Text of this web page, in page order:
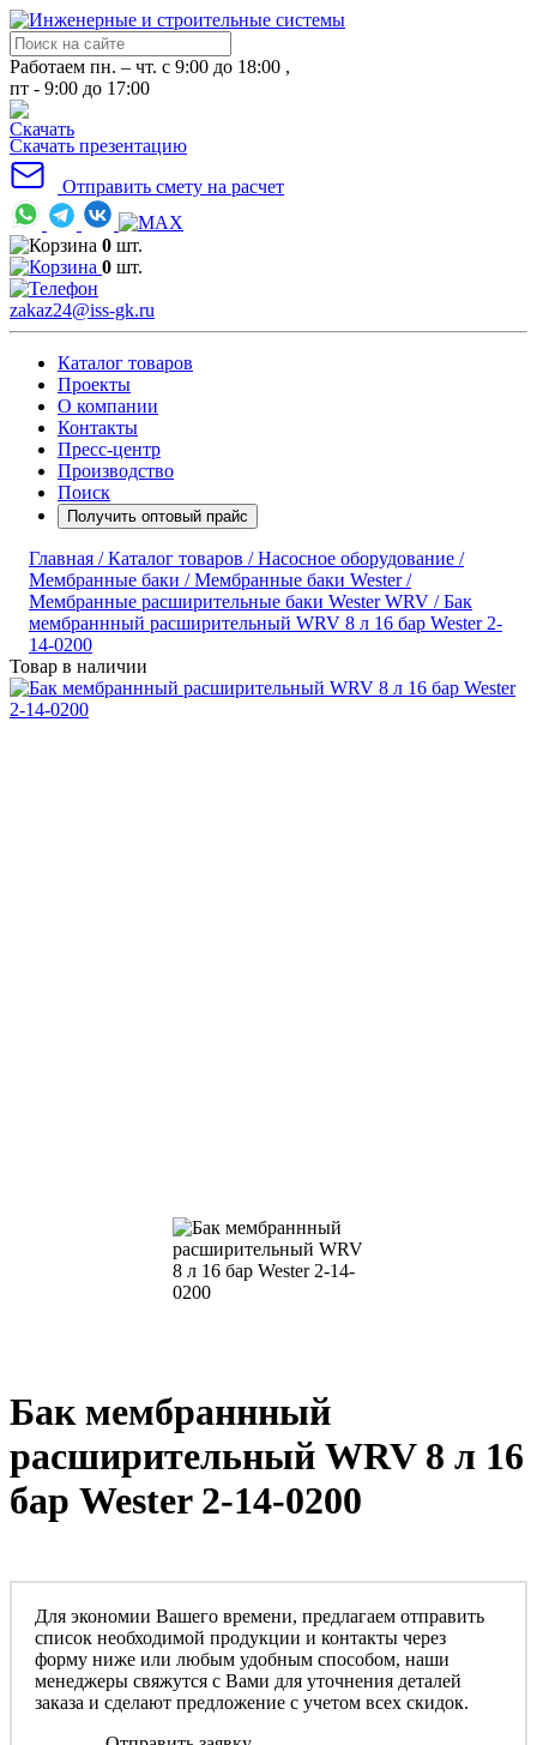
Работаем пн. – чт. с 9:00 до 18:00 ,
пт - 9:00 до 17:00
Скачать презентацию
Отправить смету на расчет
0 шт.
0 шт.
zakaz24@iss-gk.ru
Каталог товаров
Проекты
О компании
Контакты
Пресс-центр
Производство
Поиск
Получить оптовый прайс
Главная /Каталог товаров /Насосное оборудование /
Мембранные баки /Мембранные баки Wester /
Мембранные расширительные баки Wester WRV /Бак
мембраннный расширительный WRV 8 л 16 бар Wester 2-
14-0200
Товар в наличии
Бак мембраннный
расширительный WRV 8 л 16
бар Wester 2-14-0200
Для экономии Вашего времени, предлагаем отправить
список необходимой продукции и контакты через
форму ниже или любым удобным способом, наши
менеджеры свяжутся с Вами для уточнения деталей
заказа и сделают предложение с учетом всех скидок.